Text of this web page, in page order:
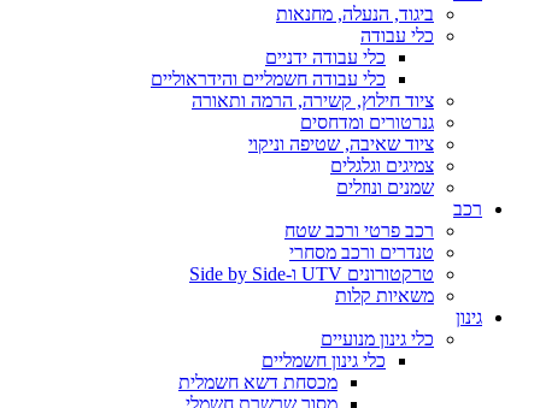
ביגוד, הנעלה, מחנאות
כלי עבודה
כלי עבודה ידניים
כלי עבודה חשמליים והידראוליים
ציוד חילוץ, קשירה, הרמה ותאורה
גנרטורים ומדחסים
ציוד שאיבה, שטיפה וניקוי
צמיגים וגלגלים
שמנים ונוזלים
רכב
רכב פרטי ורכב שטח
טנדרים ורכב מסחרי
טרקטורונים UTV ו-Side by Side
משאיות קלות
גינון
כלי גינון מנועיים
כלי גינון חשמליים
מכסחת דשא חשמלית
מסור שרשרת חשמלי